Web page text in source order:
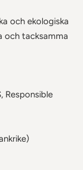
och ekologiska
och tacksamma
Responsible